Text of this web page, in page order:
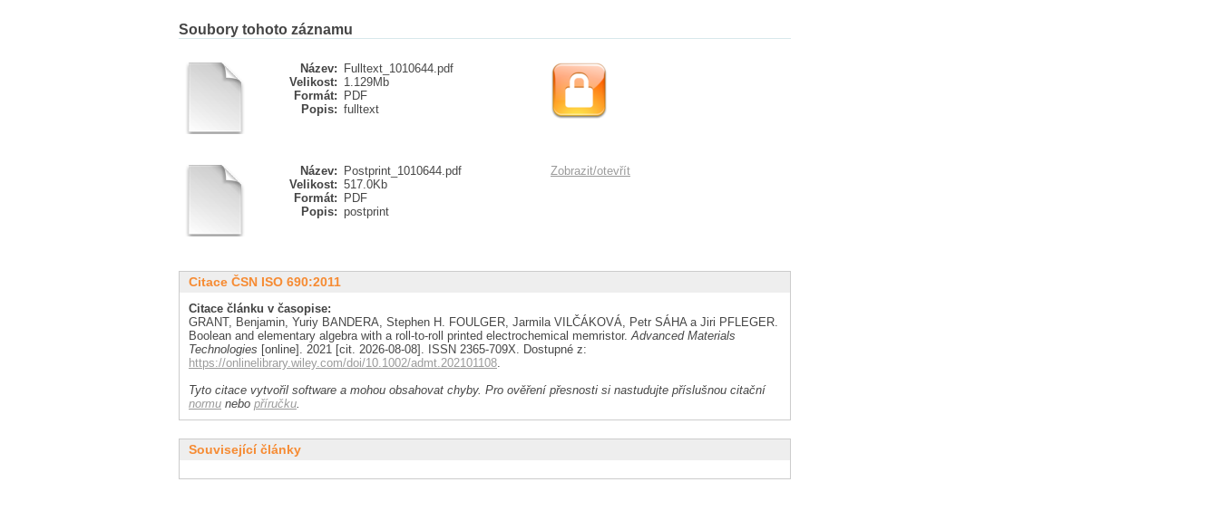
Soubory tohoto záznamu
Název:
Fulltext_1010644.pdf
Velikost: 1.129Mb
Formát:
PDF
Popis: fulltext
Název:
Postprint_1010644.pdf
Velikost: 517.0Kb
Formát:
PDF
Popis: postprint
Zobrazit/otevřít
Citace ČSN ISO 690:2011
Citace článku v časopise:
GRANT, Benjamin, Yuriy BANDERA, Stephen H. FOULGER, Jarmila VILČÁKOVÁ, Petr SÁHA a Jiri PFLEGER.
Boolean and elementary algebra with a roll-to-roll printed electrochemical memristor.Advanced Materials
Technologies [online]. 2021 [cit. 2026-08-08]. ISSN 2365-709X. Dostupné z:
https://onlinelibrary.wiley.com/doi/10.1002/admt.202101108.
Tyto citace vytvořil software a mohou obsahovat chyby. Pro ověření přesnosti si nastudujte příslušnou citační
normu nebo příručku.
Související články